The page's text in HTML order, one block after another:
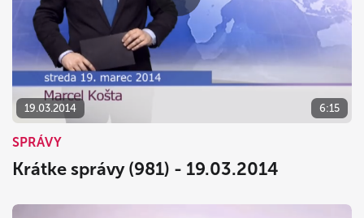
19.03.2014 6:15
SPRÁVY
Krátke správy (981) - 19.03.2014